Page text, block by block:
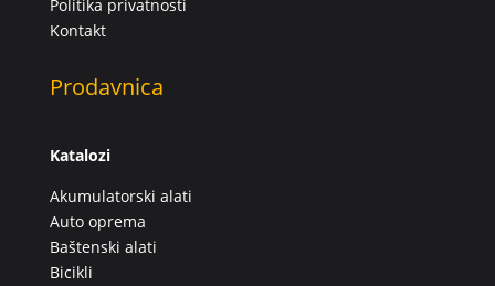
Politika privatnosti
Kontakt
Prodavnica
Katalozi
Akumulatorski alati
Auto oprema
Baštenski alati
Bicikli